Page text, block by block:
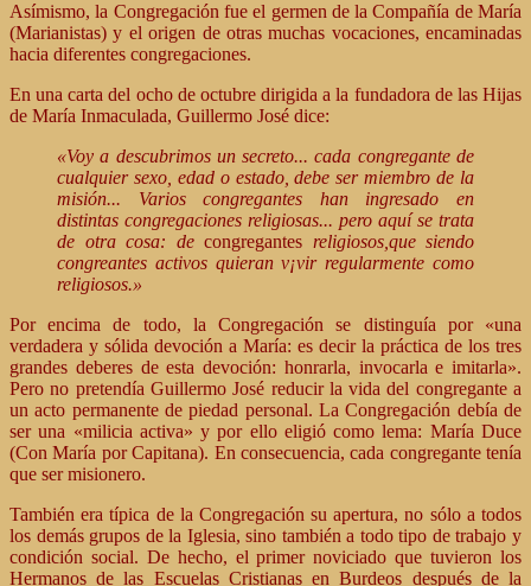
Asímismo, la Congregación fue el germen de la Compañía de María
(Marianistas) y el origen de otras muchas vocaciones, encaminadas
hacia diferentes congregaciones.
En una carta del ocho de octubre dirigida a la fundadora de las Hijas
de María Inmaculada, Guillermo José dice:
«Voy a descubrimos un secreto... cada congregante de
cualquier sexo, edad o estado, debe ser miembro de la
misión... Varios congregantes han ingresado en
distintas congregaciones religiosas... pero aquí se trata
de otra cosa: de congregantes religiosos,que siendo
congreantes activos quieran v¡vir regularmente como
religiosos.»
Por encima de todo, la Congregación se distinguía por «una
verdadera y sólida devoción a María: es decir la práctica de los tres
grandes deberes de esta devoción: honrarla, invocarla e imitarla».
Pero no pretendía Guillermo José reducir la vida del congregante a
un acto permanente de piedad personal. La Congregación debía de
ser una «milicia activa» y por ello eligió como lema: María Duce
(Con María por Capitana). En consecuencia, cada congregante tenía
que ser misionero.
También era típica de la Congregación su apertura, no sólo a todos
los demás grupos de la Iglesia, sino también a todo tipo de trabajo y
condición social. De hecho, el primer noviciado que tuvieron los
Hermanos de las Escuelas Cristianas en Burdeos después de la